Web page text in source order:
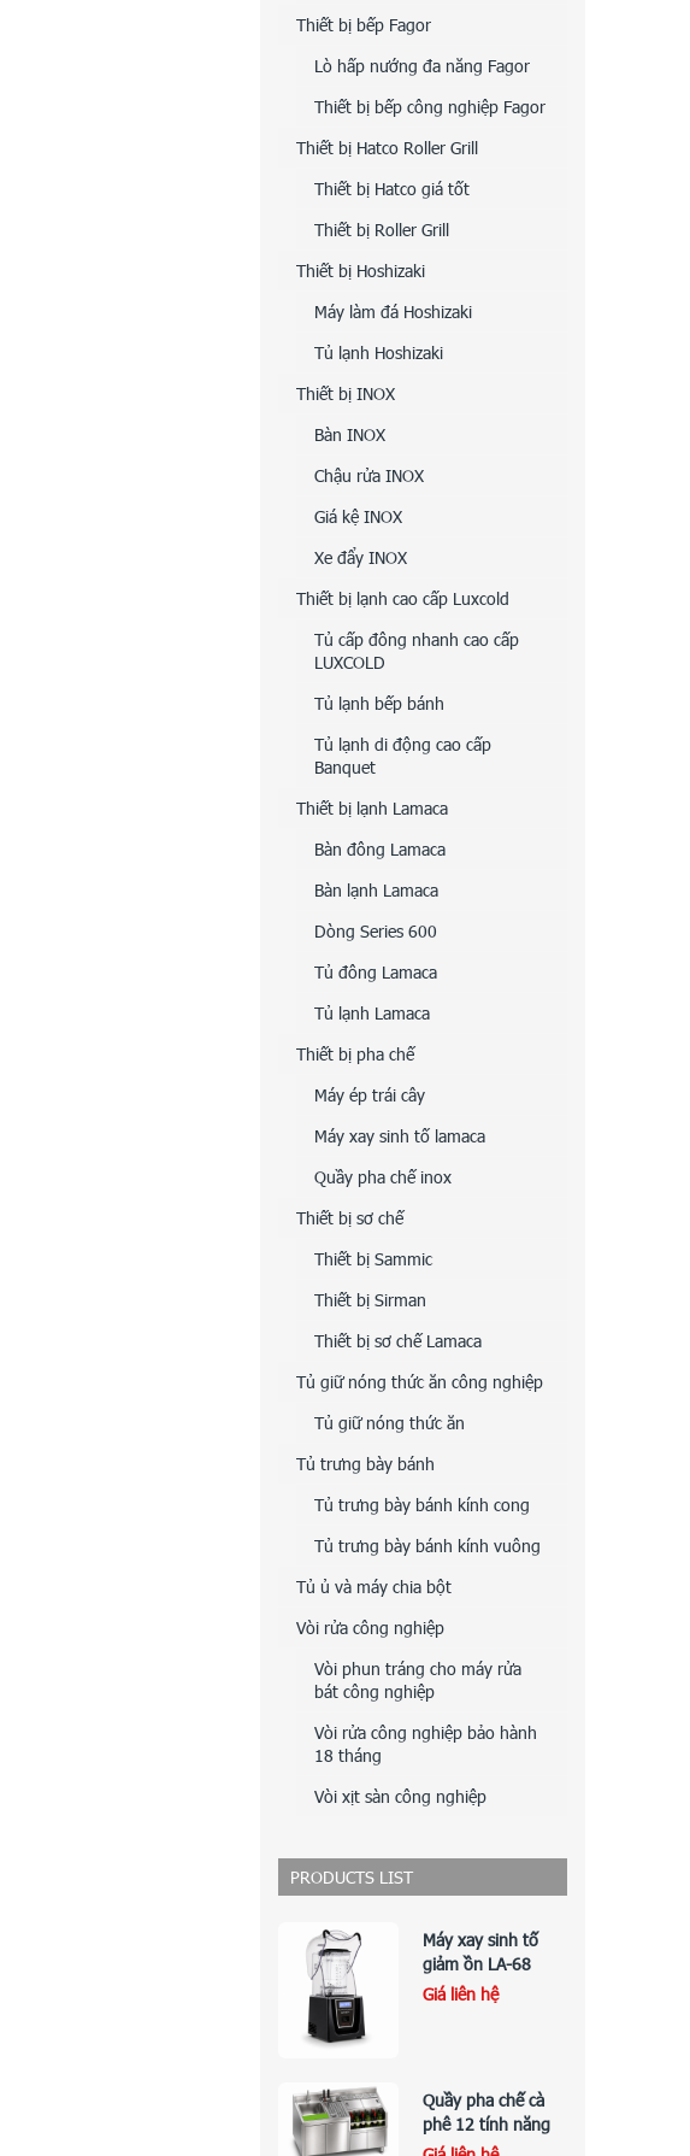
Thiết bị bếp Fagor
Lò hấp nướng đa năng Fagor
Thiết bị bếp công nghiệp Fagor
Thiết bị Hatco Roller Grill
Thiết bị Hatco giá tốt
Thiết bị Roller Grill
Thiết bị Hoshizaki
Máy làm đá Hoshizaki
Tủ lạnh Hoshizaki
Thiết bị INOX
Bàn INOX
Chậu rửa INOX
Giá kệ INOX
Xe đẩy INOX
Thiết bị lạnh cao cấp Luxcold
Tủ cấp đông nhanh cao cấp
LUXCOLD
Tủ lạnh bếp bánh
Tủ lạnh di động cao cấp
Banquet
Thiết bị lạnh Lamaca
Bàn đông Lamaca
Bàn lạnh Lamaca
Dòng Series 600
Tủ đông Lamaca
Tủ lạnh Lamaca
Thiết bị pha chế
Máy ép trái cây
Máy xay sinh tố lamaca
Quầy pha chế inox
Thiết bị sơ chế
Thiết bị Sammic
Thiết bị Sirman
Thiết bị sơ chế Lamaca
Tủ giữ nóng thức ăn công nghiệp
Tủ giữ nóng thức ăn
Tủ trưng bày bánh
Tủ trưng bày bánh kính cong
Tủ trưng bày bánh kính vuông
Tủ ủ và máy chia bột
Vòi rửa công nghiệp
Vòi phun tráng cho máy rửa
bát công nghiệp
Vòi rửa công nghiệp bảo hành
18 tháng
Vòi xịt sàn công nghiệp
PRODUCTS LIST
Máy xay sinh tố
giảm ồn LA-68
Giá liên hệ
Quầy pha chế cà
phê 12 tính năng